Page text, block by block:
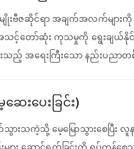
းဗီဇဆိုင်ရာ အချက်အလက်များကို ဖ
သင့်တော်ဆုံး ကုသမှုကို ရွေးချယ်နိုင်
သည့် အရေးကြီးသော နည်းပညာတ
ေးပေးခြင်း)
းသကဲ့သို့ မေ့မြောသွားစေပြီး လူန
ဆောင်ရွက်ခြင်းကို ရပ်တန့်စေသဖြ